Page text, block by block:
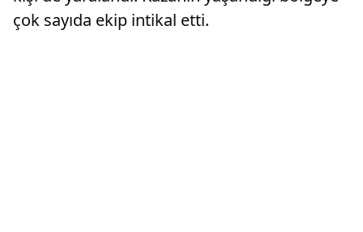
çok sayıda ekip intikal etti.